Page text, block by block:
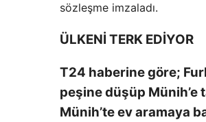
sözleşme imzaladı.
ÜLKENİ TERK EDİYOR
T24 haberine göre;
peşine düşüp Münih’e
Münih’te ev aramaya